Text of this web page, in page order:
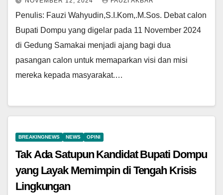
Penulis: Fauzi Wahyudin,S.I.Kom,.M.Sos. Debat calon
Bupati Dompu yang digelar pada 11 November 2024
di Gedung Samakai menjadi ajang bagi dua
pasangan calon untuk memaparkan visi dan misi
mereka kepada masyarakat.…
BREAKINGNEWS NEWS OPINI
Tak Ada Satupun Kandidat Bupati Dompu
yang Layak Memimpin di Tengah Krisis
Lingkungan